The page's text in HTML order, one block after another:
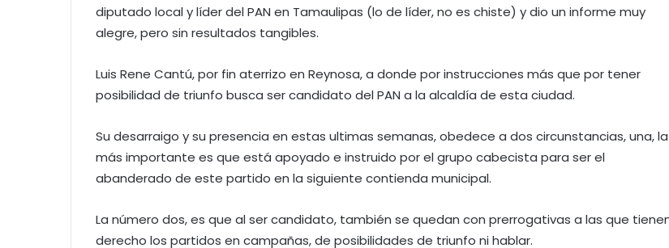
diputado local y líder del PAN en Tamaulipas (lo de líder, no es chiste) y dio un informe muy
alegre, pero sin resultados tangibles.
Luis Rene Cantú, por fin aterrizo en Reynosa, a donde por instrucciones más que por tener
posibilidad de triunfo busca ser candidato del PAN a la alcaldía de esta ciudad.
Su desarraigo y su presencia en estas ultimas semanas, obedece a dos circunstancias, una, la
más importante es que está apoyado e instruido por el grupo cabecista para ser el
abanderado de este partido en la siguiente contienda municipal.
La número dos, es que al ser candidato, también se quedan con prerrogativas a las que
derecho los partidos en campañas, de posibilidades de triunfo ni hablar.